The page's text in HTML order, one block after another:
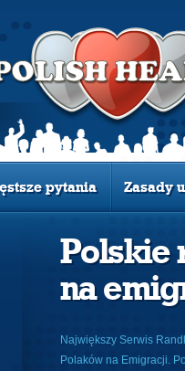
pytania Zasady
Polskie
na
Największy Serwis
Polaków na Emigracji.